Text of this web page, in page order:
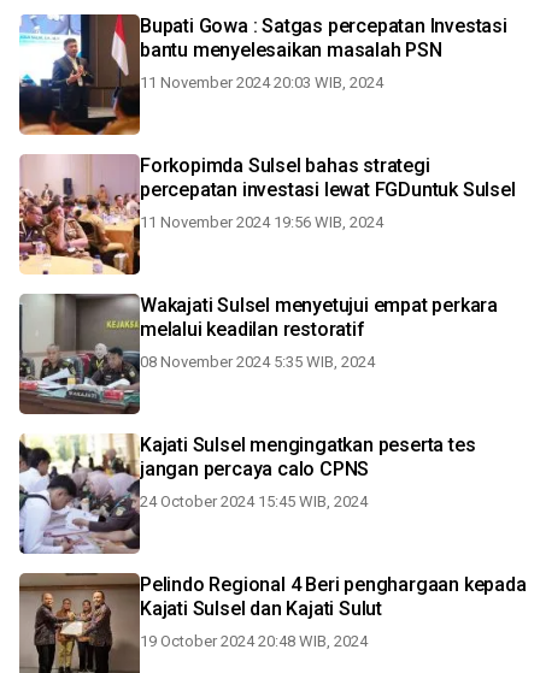
Bupati Gowa : Satgas percepatan Investasi
bantu menyelesaikan masalah PSN
11 November 2024 20:03 WIB, 2024
Forkopimda Sulsel bahas strategi
percepatan investasi lewat FGDuntuk Sulsel
11 November 2024 19:56 WIB, 2024
Wakajati Sulsel menyetujui empat perkara
melalui keadilan restoratif
08 November 2024 5:35 WIB, 2024
Kajati Sulsel mengingatkan peserta tes
jangan percaya calo CPNS
24 October 2024 15:45 WIB, 2024
Pelindo Regional 4 Beri penghargaan kepada
Kajati Sulsel dan Kajati Sulut
19 October 2024 20:48 WIB, 2024